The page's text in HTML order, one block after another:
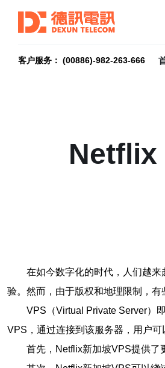
客户服务： (00886)-982-263-666
Netflix
在如今数字化的时代，人们越
验。然而，由于版权和地理限制，
VPS（Virtual Private Server）
VPS，通过连接到该服务器，用户可
首先，Netflix新加坡VPS提供了